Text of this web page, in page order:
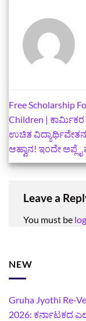
Free Scholarship
Children |
ಉಚಿತ
ಆಹ್ವಾನ! ಇಂದೇ
Leave a
You must be
NEW
Gruha Jyothi Re-
2026: ಕರ್ನಾಟಕದ